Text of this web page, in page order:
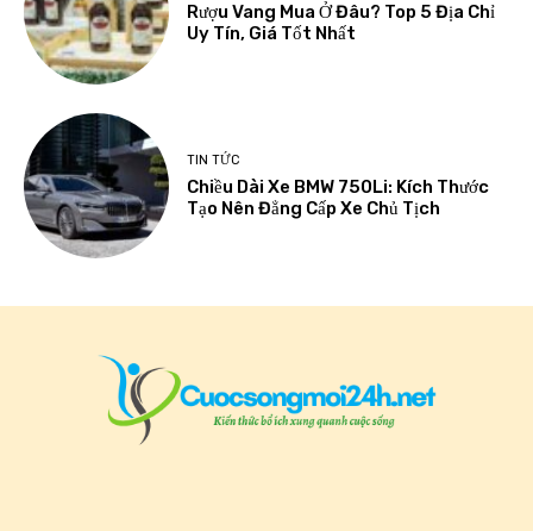
Rượu Vang Mua Ở Đâu? Top 5 Địa Chỉ
Uy Tín, Giá Tốt Nhất
TIN TỨC
Chiều Dài Xe BMW 750Li: Kích Thước
Tạo Nên Đẳng Cấp Xe Chủ Tịch